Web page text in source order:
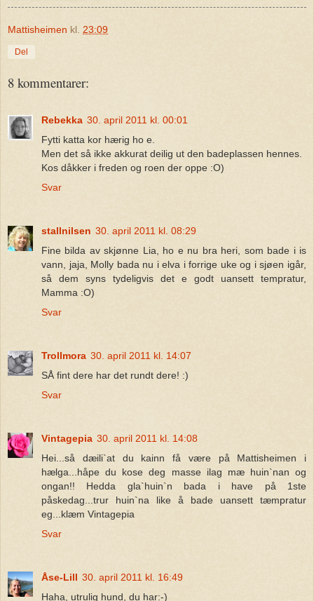
Mattisheimen kl. 23:09
Del
8 kommentarer:
Rebekka 30. april 2011 kl. 00:01
Fytti katta kor hærig ho e.
Men det så ikke akkurat deilig ut den badeplassen hennes.
Kos dåkker i freden og roen der oppe :O)
Svar
stallnilsen 30. april 2011 kl. 08:29
Fine bilda av skjønne Lia, ho e nu bra heri, som bade i is
vann, jaja, Molly bada nu i elva i forrige uke og i sjøen igår,
så dem syns tydeligvis det e godt uansett tempratur,
Mamma :O)
Svar
Trollmora 30. april 2011 kl. 14:07
SÅ fint dere har det rundt dere! :)
Svar
Vintagepia 30. april 2011 kl. 14:08
Hei...så dæili`at du kainn få være på Mattisheimen i
hælga...håpe du kose deg masse ilag mæ huin`nan og
ongan!! Hedda gla`huin`n bada i have på 1ste
påskedag...trur huin`na like å bade uansett tæmpratur
eg...klæm Vintagepia
Svar
Åse-Lill 30. april 2011 kl. 16:49
Haha, utrulig hund, du har:-)